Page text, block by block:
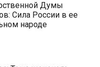
Думы
Сила России в ее
народе